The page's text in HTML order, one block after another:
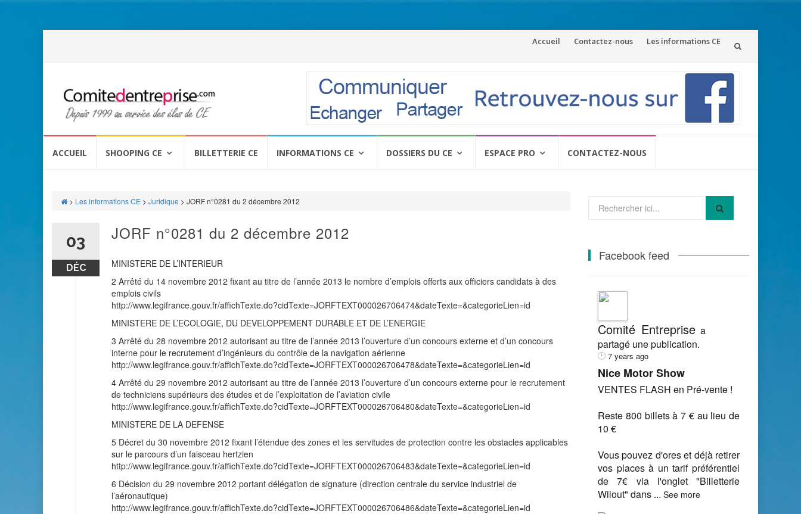
Aller
Accueil Contactez-nous Les informations CE
ACCUEIL SHOOPING CE BILLETTERIE CE INFORMATIONS CE DOSSIERS DU CE ESPACE PRO CONTACTEZ-NOUS
> Les informations CE > Juridique > JORF n°0281 du 2 décembre 2012
03
DÉC
JORF n°0281 du 2 décembre 2012
MINISTERE DE L’INTERIEUR
2 Arrêté du 14 novembre 2012 fixant au titre de l’année 2013 le nombre d’emplois offerts aux officiers candidats à des
emplois civils
http://www.legifrance.gouv.fr/affichTexte.do?cidTexte=JORFTEXT000026706474&dateTexte=&categorieLien=id
MINISTERE DE L’ECOLOGIE, DU DEVELOPPEMENT DURABLE ET DE L’ENERGIE
3 Arrêté du 28 novembre 2012 autorisant au titre de l’année 2013 l’ouverture d’un concours externe et d’un concours
interne pour le recrutement d’ingénieurs du contrôle de la navigation aérienne
http://www.legifrance.gouv.fr/affichTexte.do?cidTexte=JORFTEXT000026706478&dateTexte=&categorieLien=id
4 Arrêté du 29 novembre 2012 autorisant au titre de l’année 2013 l’ouverture d’un concours externe pour le recrutement
de techniciens supérieurs des études et de l’exploitation de l’aviation civile
http://www.legifrance.gouv.fr/affichTexte.do?cidTexte=JORFTEXT000026706480&dateTexte=&categorieLien=id
MINISTERE DE LA DEFENSE
5 Décret du 30 novembre 2012 fixant l’étendue des zones et les servitudes de protection contre les obstacles applicables
sur le parcours d’un faisceau hertzien
http://www.legifrance.gouv.fr/affichTexte.do?cidTexte=JORFTEXT000026706483&dateTexte=&categorieLien=id
6 Décision du 29 novembre 2012 portant délégation de signature (direction centrale du service industriel de
l’aéronautique)
http://www.legifrance.gouv.fr/affichTexte.do?cidTexte=JORFTEXT000026706486&dateTexte=&categorieLien=id
pour
Facebook feed
Comité Entreprisea
partagé une publication.
7 years ago
Nice Motor Show
VENTES FLASH en Pré-vente !
Reste 800 billets à 7 € au lieu de
10 €
Vous pouvez d'ores et déjà retirer
vos places à un tarif préférentiel
de 7€ via l'onglet "Billetterie
Wilout" dans ... See more